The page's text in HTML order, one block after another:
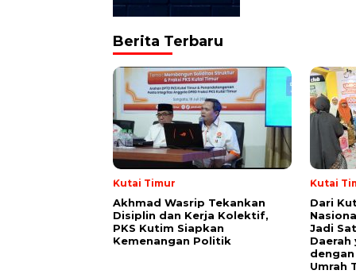
Berita Terbaru
Kutai Timur
Akhmad Wasrip Tekankan
Disiplin dan Kerja Kolektif,
PKS Kutim Siapkan
Kemenangan Politik
Kutai
Dari
Jadi
Daerah
Umrah